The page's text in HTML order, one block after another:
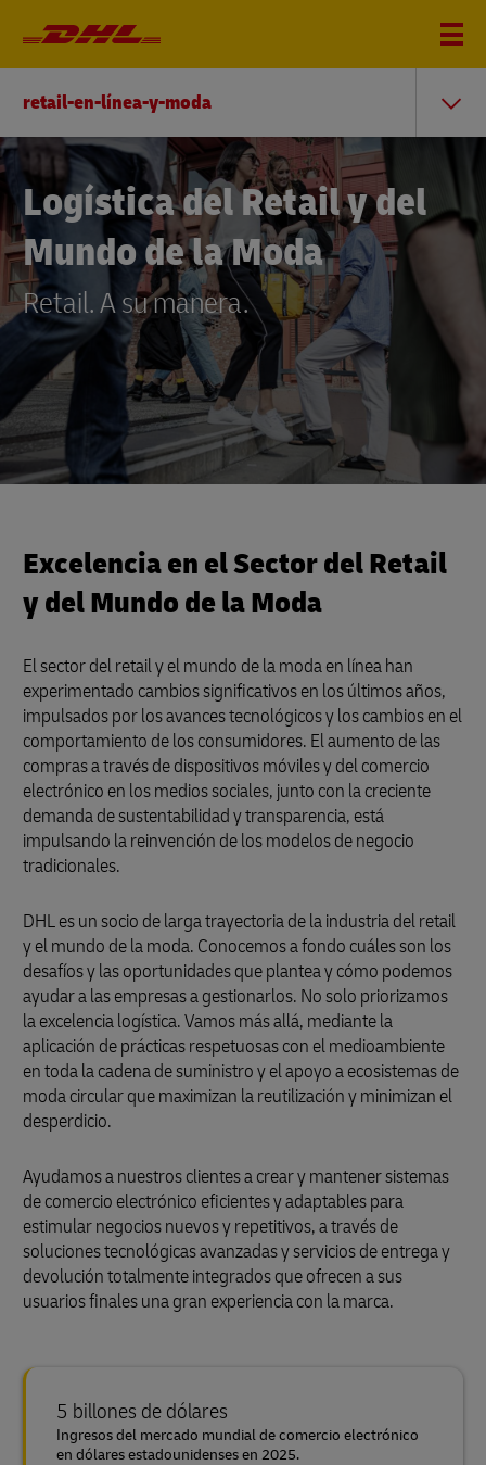
retail-en-línea-y-moda
Logística del Retail y del
Mundo de la Moda
Retail. A su manera.
Excelencia en el Sector del Retail
y del Mundo de la Moda
El sector del retail y el mundo de la moda en línea han
experimentado cambios significativos en los últimos años,
impulsados por los avances tecnológicos y los cambios en el
comportamiento de los consumidores. El aumento de las
compras a través de dispositivos móviles y del comercio
electrónico en los medios sociales, junto con la creciente
demanda de sustentabilidad y transparencia, está
impulsando la reinvención de los modelos de negocio
tradicionales.
DHL es un socio de larga trayectoria de la industria del retail
y el mundo de la moda. Conocemos a fondo cuáles son los
desafíos y las oportunidades que plantea y cómo podemos
ayudar a las empresas a gestionarlos. No solo priorizamos
la excelencia logística. Vamos más allá, mediante la
aplicación de prácticas respetuosas con el medioambiente
en toda la cadena de suministro y el apoyo a ecosistemas de
moda circular que maximizan la reutilización y minimizan el
desperdicio.
Ayudamos a nuestros clientes a crear y mantener sistemas
de comercio electrónico eficientes y adaptables para
estimular negocios nuevos y repetitivos, a través de
soluciones tecnológicas avanzadas y servicios de entrega y
devolución totalmente integrados que ofrecen a sus
usuarios finales una gran experiencia con la marca.
5 billones de dólares
Ingresos del mercado mundial de comercio electrónico
en dólares estadounidenses en 2025.